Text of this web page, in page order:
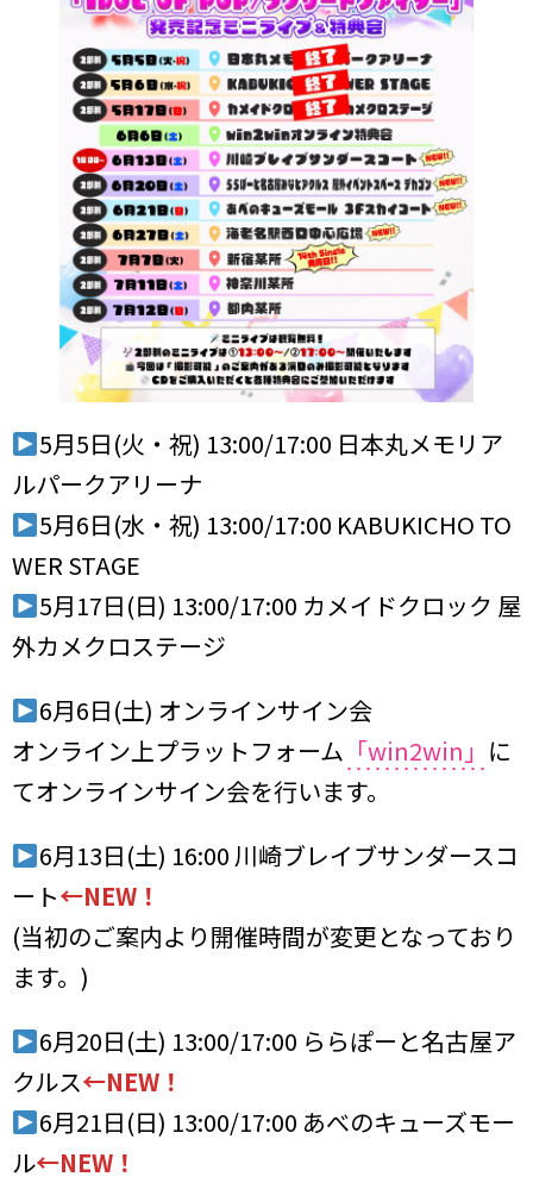
5月5日(火・祝) 13:00/17:00 日本丸メモリア
ルパークアリーナ
5月6日(水・祝) 13:00/17:00 KABUKICHO TO
WER STAGE
5月17日(日) 13:00/17:00 カメイドクロック 屋
外カメクロステージ
6月6日(土) オンラインサイン会
オンライン上プラットフォーム 「win2win」 に
てオンラインサイン会を行います。
6月13日(土) 16:00 川崎ブレイブサンダースコ
ート←NEW！
(当初のご案内より開催時間が変更となっており
ます。)
6月20日(土) 13:00/17:00 ららぽーと名古屋ア
クルス←NEW！
6月21日(日) 13:00/17:00 あべのキューズモー
ル←NEW！